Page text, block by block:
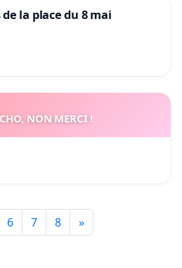
la place du 8 mai
NON MERCI !
6 7 8 »